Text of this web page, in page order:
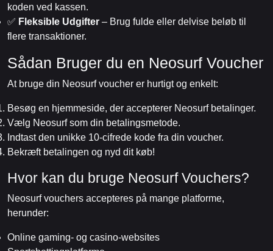
koden ved kassen.
✅ Fleksible Udgifter – Brug fulde eller delvise beløb til
flere transaktioner.
Sådan Bruger du en Neosurf Voucher
At bruge din Neosurf voucher er hurtigt og enkelt:
Besøg en hjemmeside, der accepterer Neosurf betalinger.
Vælg Neosurf som din betalingsmetode.
Indtast den unikke 10-cifrede kode fra din voucher.
Bekræft betalingen og nyd dit køb!
Hvor kan du bruge Neosurf Vouchers?
Neosurf vouchers accepteres på mange platforme,
herunder:
Online gaming- og casino-websites